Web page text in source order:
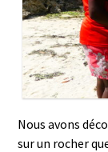
Nous avons
sur un rocher